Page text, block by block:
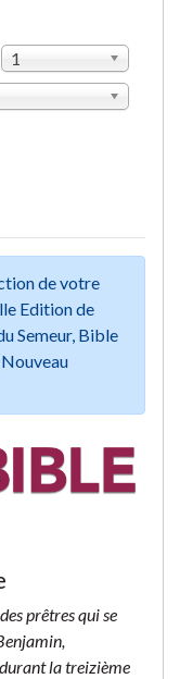
1
de votre
Edition de
Semeur, Bible
prêtres qui se
la treizième